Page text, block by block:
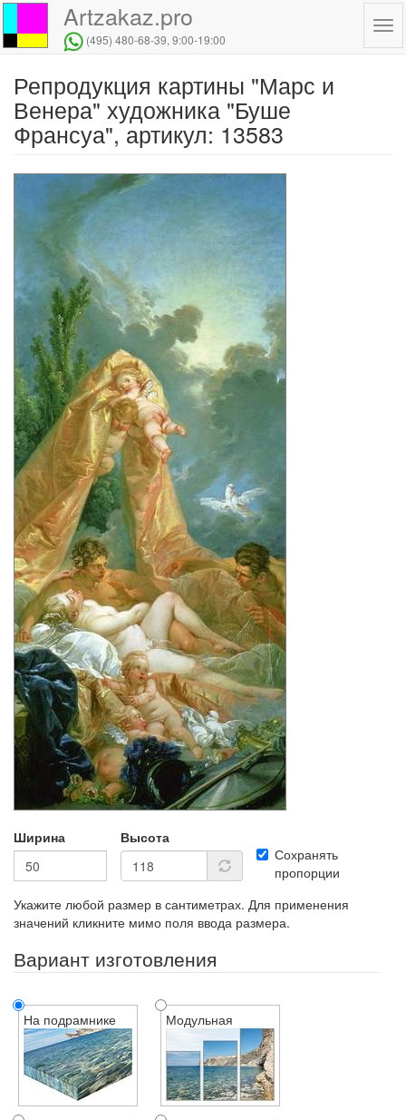
Перейти
основному
содержанию
Artzakaz.pro
(495) 480-68-39, 9:00-19:00
Репродукция картины "Марс и
Венера" художника "Буше
Франсуа", артикул: 13583
Ширина
Высота
Сохранять
пропорции
Укажите любой размер в сантиметрах. Для применения
значений кликните мимо поля ввода размера.
Вариант изготовления
На подрамнике Модульная